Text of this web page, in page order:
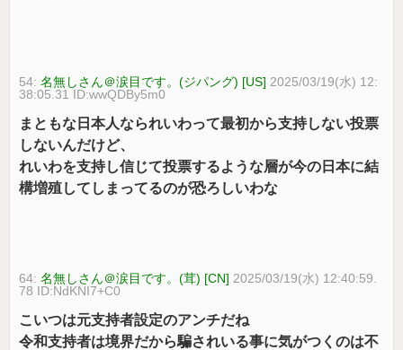
54:名無しさん＠涙目です。(ジパング) [US] 2025/03/19(水) 12:
38:05.31 ID:wwQDBy5m0
まともな日本人なられいわって最初から支持しない投票
しないんだけど、
れいわを支持し信じて投票するような層が今の日本に結
構増殖してしまってるのが恐ろしいわな
64:名無しさん＠涙目です。(茸) [CN] 2025/03/19(水) 12:40:59.
78 ID:NdKNI7+C0
こいつは元支持者設定のアンチだね
令和支持者は境界だから騙されいる事に気がつくのは不